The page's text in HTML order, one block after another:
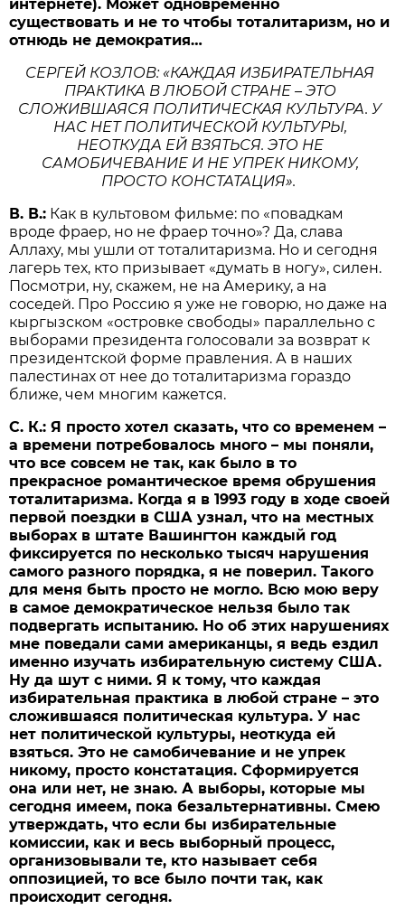
интернете). Может одновременно
существовать и не то чтобы тоталитаризм, но и
отнюдь не демократия…
СЕРГЕЙ КОЗЛОВ: «КАЖДАЯ ИЗБИРАТЕЛЬНАЯ
ПРАКТИКА В ЛЮБОЙ СТРАНЕ – ЭТО
СЛОЖИВШАЯСЯ ПОЛИТИЧЕСКАЯ КУЛЬТУРА. У
НАС НЕТ ПОЛИТИЧЕСКОЙ КУЛЬТУРЫ,
НЕОТКУДА ЕЙ ВЗЯТЬСЯ. ЭТО НЕ
САМОБИЧЕВАНИЕ И НЕ УПРЕК НИКОМУ,
ПРОСТО КОНСТАТАЦИЯ».
В. В.: Как в культовом фильме: по «повадкам
вроде фраер, но не фраер точно»? Да, слава
Аллаху, мы ушли от тоталитаризма. Но и сегодня
лагерь тех, кто призывает «думать в ногу», силен.
Посмотри, ну, скажем, не на Америку, а на
соседей. Про Россию я уже не говорю, но даже на
кыргызском «островке свободы» параллельно с
выборами президента голосовали за возврат к
президентской форме правления. А в наших
палестинах от нее до тоталитаризма гораздо
ближе, чем многим кажется.
С. К.: Я просто хотел сказать, что со временем –
а времени потребовалось много – мы поняли,
что все совсем не так, как было в то
прекрасное романтическое время обрушения
тоталитаризма. Когда я в 1993 году в ходе своей
первой поездки в США узнал, что на местных
выборах в штате Вашингтон каждый год
фиксируется по несколько тысяч нарушения
самого разного порядка, я не поверил. Такого
для меня быть просто не могло. Всю мою веру
в самое демократическое нельзя было так
подвергать испытанию. Но об этих нарушениях
мне поведали сами американцы, я ведь ездил
именно изучать избирательную систему США.
Ну да шут с ними. Я к тому, что каждая
избирательная практика в любой стране – это
сложившаяся политическая культура. У нас
нет политической культуры, неоткуда ей
взяться. Это не самобичевание и не упрек
никому, просто констатация. Сформируется
она или нет, не знаю. А выборы, которые мы
сегодня имеем, пока безальтернативны. Смею
утверждать, что если бы избирательные
комиссии, как и весь выборный процесс,
организовывали те, кто называет себя
оппозицией, то все было почти так, как
происходит сегодня.